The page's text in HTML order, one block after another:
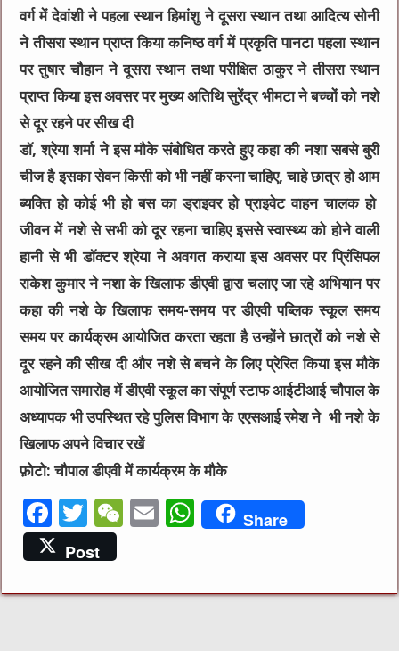
वर्ग में देवांशी ने पहला स्थान हिमांशु ने दूसरा स्थान तथा आदित्य सोनी
ने तीसरा स्थान प्राप्त किया कनिष्ठ वर्ग में प्रकृति पानटा पहला स्थान
पर तुषार चौहान ने दूसरा स्थान तथा परीक्षित ठाकुर ने तीसरा स्थान
प्राप्त किया इस अवसर पर मुख्य अतिथि सुरेंद्र भीमटा ने बच्चों को नशे
से दूर रहने पर सीख दी
डॉ, श्रेया शर्मा ने इस मौके संबोधित करते हुए कहा की नशा सबसे बुरी
चीज है इसका सेवन किसी को भी नहीं करना चाहिए, चाहे छात्र हो आम
ब्यक्ति हो कोई भी हो बस का ड्राइवर हो प्राइवेट वाहन चालक हो
जीवन में नशे से सभी को दूर रहना चाहिए इससे स्वास्थ्य को होने वाली
हानी से भी डॉक्टर श्रेया ने अवगत कराया इस अवसर पर प्रिंसिपल
राकेश कुमार ने नशा के खिलाफ डीएवी द्वारा चलाए जा रहे अभियान पर
कहा की नशे के खिलाफ समय-समय पर डीएवी पब्लिक स्कूल समय
समय पर कार्यक्रम आयोजित करता रहता है उन्होंने छात्रों को नशे से
दूर रहने की सीख दी और नशे से बचने के लिए प्रेरित किया इस मौके
आयोजित समारोह में डीएवी स्कूल का संपूर्ण स्टाफ आईटीआई चौपाल के
अध्यापक भी उपस्थित रहे पुलिस विभाग के एएसआई रमेश ने भी नशे के
खिलाफ अपने विचार रखें
फ़ोटो: चौपाल डीएवी में कार्यक्रम के मौके
F
a
c
e
T
w
it
te
W
h
E
l
W
s
Share
Post